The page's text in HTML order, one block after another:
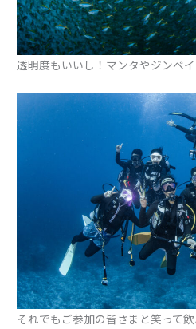
透明度もいいし！マンタやジンベ
それでもご参加の皆さまと笑って